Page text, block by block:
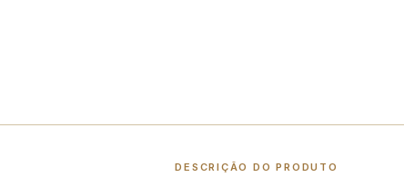
DESCRIÇÃO DO PRODUTO